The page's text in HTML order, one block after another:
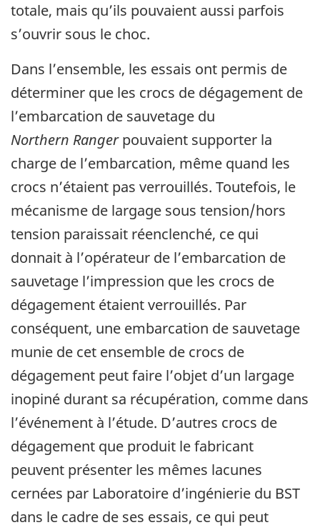
totale, mais qu’ils pouvaient aussi parfois
s’ouvrir sous le choc.
Dans l’ensemble, les essais ont permis de
déterminer que les crocs de dégagement de
l’embarcation de sauvetage du
Northern Rangerpouvaient supporter la
charge de l’embarcation, même quand les
crocs n’étaient pas verrouillés. Toutefois, le
mécanisme de largage sous tension/hors
tension paraissait réenclenché, ce qui
donnait à l’opérateur de l’embarcation de
sauvetage l’impression que les crocs de
dégagement étaient verrouillés. Par
conséquent, une embarcation de sauvetage
munie de cet ensemble de crocs de
dégagement peut faire l’objet d’un largage
inopiné durant sa récupération, comme dans
l’événement à l’étude. D’autres crocs de
dégagement que produit le fabricant
peuvent présenter les mêmes lacunes
cernées par Laboratoire d’ingénierie du BST
dans le cadre de ses essais, ce qui peut